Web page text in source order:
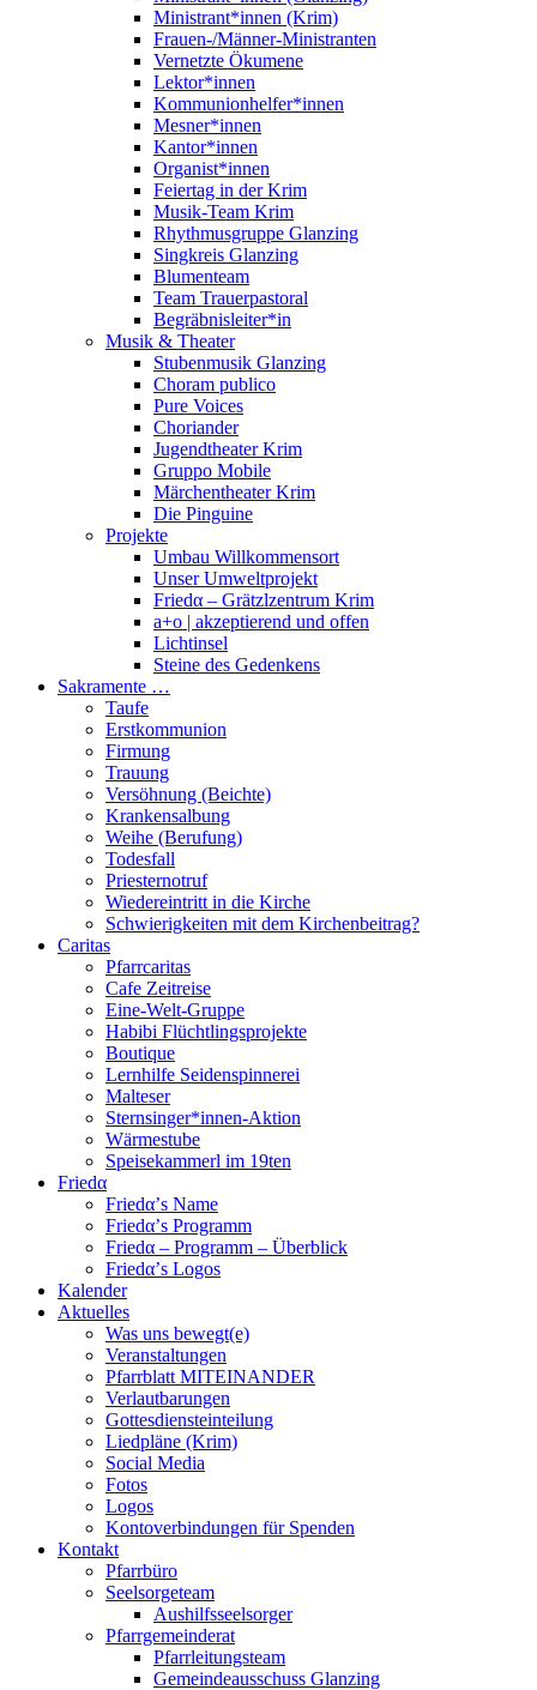
Ministrant*innen (Krim)
Frauen-/Männer-Ministranten
Vernetzte Ökumene
Lektor*innen
Kommunionhelfer*innen
Mesner*innen
Kantor*innen
Organist*innen
Feiertag in der Krim
Musik-Team Krim
Rhythmusgruppe Glanzing
Singkreis Glanzing
Blumenteam
Team Trauerpastoral
Begräbnisleiter*in
Musik & Theater
Stubenmusik Glanzing
Choram publico
Pure Voices
Choriander
Jugendtheater Krim
Gruppo Mobile
Märchentheater Krim
Die Pinguine
Projekte
Umbau Willkommensort
Unser Umweltprojekt
Friedα – Grätzlzentrum Krim
a+o | akzeptierend und offen
Lichtinsel
Steine des Gedenkens
Sakramente …
Taufe
Erstkommunion
Firmung
Trauung
Versöhnung (Beichte)
Krankensalbung
Weihe (Berufung)
Todesfall
Priesternotruf
Wiedereintritt in die Kirche
Schwierigkeiten mit dem Kirchenbeitrag?
Caritas
Pfarrcaritas
Cafe Zeitreise
Eine-Welt-Gruppe
Habibi Flüchtlingsprojekte
Boutique
Lernhilfe Seidenspinnerei
Malteser
Sternsinger*innen-Aktion
Wärmestube
Speisekammerl im 19ten
Friedα
Friedα’s Name
Friedα’s Programm
Friedα – Programm – Überblick
Friedα’s Logos
Kalender
Aktuelles
Was uns bewegt(e)
Veranstaltungen
Pfarrblatt MITEINANDER
Verlautbarungen
Gottesdiensteinteilung
Liedpläne (Krim)
Social Media
Fotos
Logos
Kontoverbindungen für Spenden
Kontakt
Pfarrbüro
Seelsorgeteam
Aushilfsseelsorger
Pfarrgemeinderat
Pfarrleitungsteam
Gemeindeausschuss Glanzing